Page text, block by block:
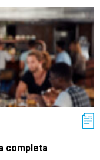
completa